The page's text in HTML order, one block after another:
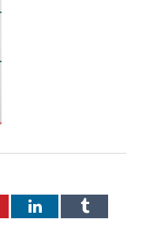
LinkedInTumblr